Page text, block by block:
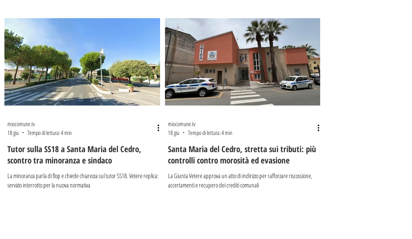
Tutor sulla SS18 a Santa Maria del Cedro,
scontro tra minoranza e sindaco
La minoranza parla di flop e chiede chiarezza sul tutor SS18. Vetere replica:
servizio interrotto per la nuova normativa
miocomune.tv
18 giu
Tempo di lettura: 4 min
Santa Maria del Cedro, stretta sui tributi: più
controlli contro morosità ed evasione
La Giunta Vetere approva un atto di indirizzo per rafforzare riscossione,
accertamenti e recupero dei crediti comunali
miocomune.tv
18 giu
Tempo di lettura: 4 min